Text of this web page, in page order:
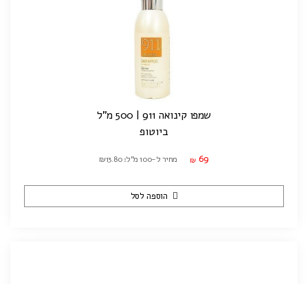
שמפו קינואה 911 | 500 מ"ל
ביוטופ
₪ 69 מחיר ל-100 מ"ל: ₪13.80
הוספה לסל